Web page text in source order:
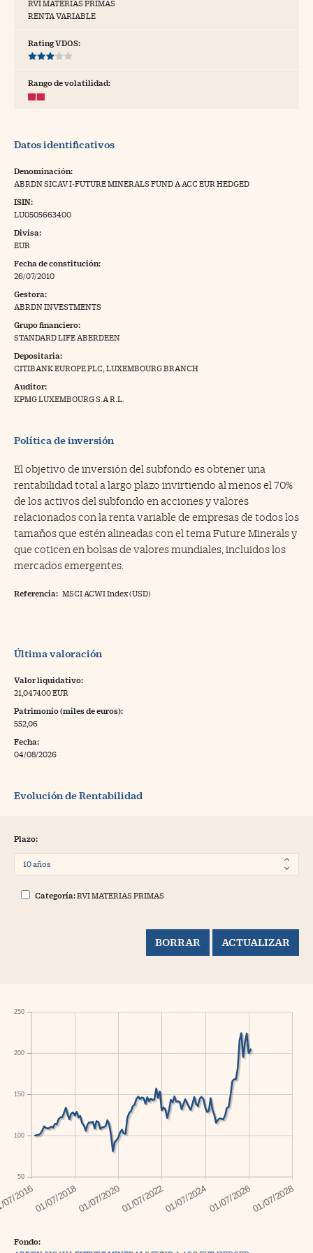
Pyme
Trading
a Cinco Días
RVI MATERIAS PRIMAS
RENTA VARIABLE
Rating VDOS:
Rango de volatilidad:
Datos identificativos
Denominación:
ABRDN SICAV I-FUTURE MINERALS FUND A ACC EUR HEDGED
ISIN:
LU0505663400
Divisa:
EUR
Fecha de constitución:
26/07/2010
Gestora:
ABRDN INVESTMENTS
Grupo financiero:
STANDARD LIFE ABERDEEN
Depositaria:
CITIBANK EUROPE PLC, LUXEMBOURG BRANCH
Auditor:
KPMG LUXEMBOURG S.A R.L.
Política de inversión
El objetivo de inversión del subfondo es obtener una
rentabilidad total a largo plazo invirtiendo al menos el 70%
de los activos del subfondo en acciones y valores
relacionados con la renta variable de empresas de todos los
tamaños que estén alineadas con el tema Future Minerals y
que coticen en bolsas de valores mundiales, incluidos los
mercados emergentes.
Referencia: MSCI ACWI Index (USD)
Última valoración
Valor liquidativo:
21,047400 EUR
Patrimonio (miles de euros):
552,06
Fecha:
04/08/2026
Evolución de Rentabilidad
Plazo:
Categoría:RVI MATERIAS PRIMAS
50
100
150
200
250
Fondo: